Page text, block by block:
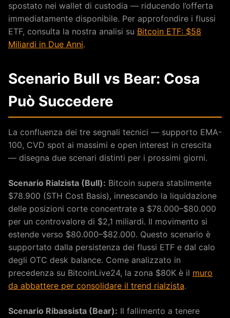
spostato nei wallet di custodia — riducendo l’offerta
immediatamente disponibile. Per approfondire i flussi
ETF, consulta la nostra analisi su Bitcoin ETF: $58
Miliardi in Due Anni.
Scenario Bull vs Bear: Cosa
Può Succedere
La confluenza dei tre segnali tecnici — supporto EMA-
100, CVD spot ai massimi e open interest in crescita
— disegna due scenari distinti per i prossimi giorni.
Scenario Rialzista (Bull): Bitcoin supera stabilmente
$78.900 (STH Cost Basis), innescando la liquidazione
delle posizioni corte concentrate a $78.000–$80.000
per un controvalore di $2,1 miliardi. Il movimento si
estende verso $80.000–$82.000. Questo scenario è
supportato dalla persistenza dei flussi ETF e dal calo
degli OTC desk balance. Come analizzato in
precedenza su BitcoinLive24, la zona $80K è il muro
da abbattere per consolidare il trend rialzista.
Scenario Ribassista (Bear): Il fallimento a tenere